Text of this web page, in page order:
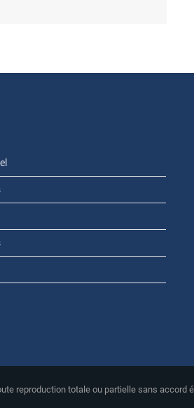
reproduction totale ou partielle sans accord